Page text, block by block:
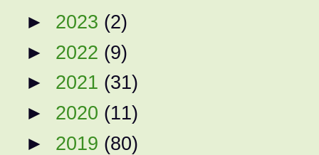
► 2023 (2)
► 2022 (9)
► 2021 (31)
► 2020 (11)
► 2019 (80)